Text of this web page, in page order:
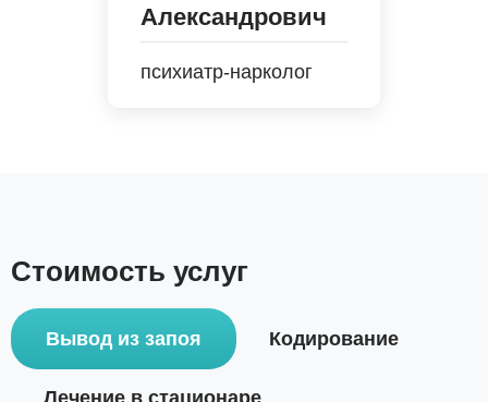
Александрович
психиатр-нарколог
Стоимость услуг
Вывод из запоя Кодирование
Лечение в стационаре